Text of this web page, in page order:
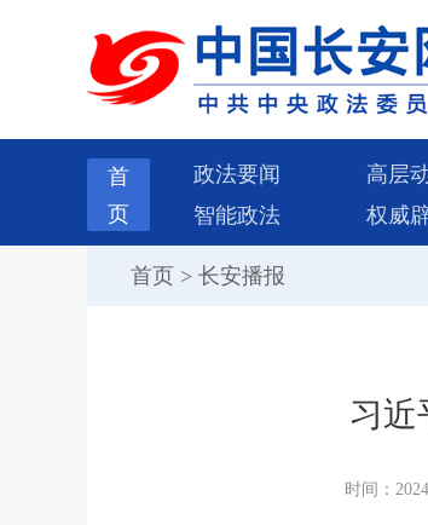
首
页
政法要闻 高层
智能政法
权威
首页 > 长安播报
习近
时间：